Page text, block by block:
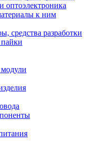
оптоэлектроника
к ним
средства разработки